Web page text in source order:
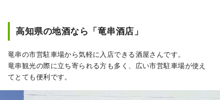
高知県の地酒なら「竜串酒店」
竜串の市営駐車場から気軽に入店できる酒屋さんです。
竜串観光の際に立ち寄られる方も多く、広い市営駐車場が使え
てとても便利です。